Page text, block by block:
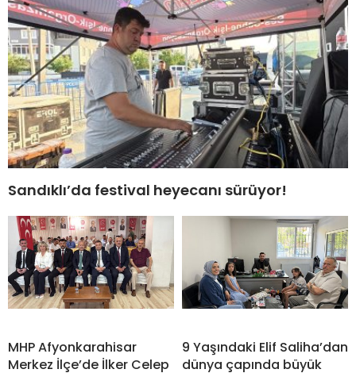
Sandıklı’da festival heyecanı sürüyor!
MHP Afyonkarahisar
Merkez İlçe’de İlker Celep
9 Yaşındaki Elif Saliha’dan
dünya çapında büyük